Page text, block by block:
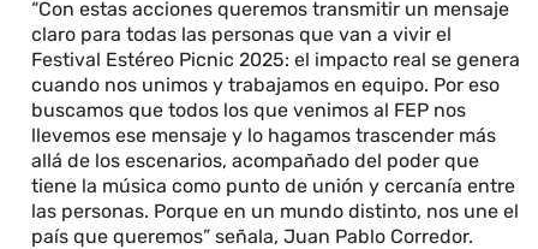
“Con estas acciones queremos transmitir un mensaje
claro para todas las personas que van a vivir el
Festival Estéreo Picnic 2025: el impacto real se genera
cuando nos unimos y trabajamos en equipo. Por eso
buscamos que todos los que venimos al FEP nos
llevemos ese mensaje y lo hagamos trascender más
allá de los escenarios, acompañado del poder que
tiene la música como punto de unión y cercanía entre
las personas. Porque en un mundo distinto, nos une el
país que queremos” señala, Juan Pablo Corredor.